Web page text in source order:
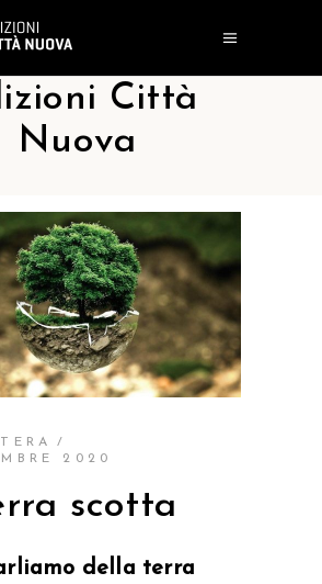
Città
Nuova
2020
scotta
della terra